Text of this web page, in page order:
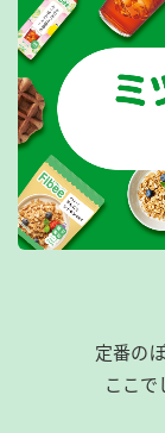
定番の
ここで